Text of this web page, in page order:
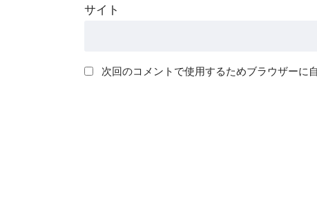
サイト
次回のコメントで使用するためブラウザーに